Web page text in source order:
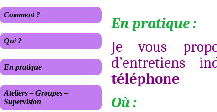
En pratique :
Je vous
d’entretiens
téléphone
Où :
Comment ?
Qui ?
En pratique
Ateliers – Groupes –
Supervision